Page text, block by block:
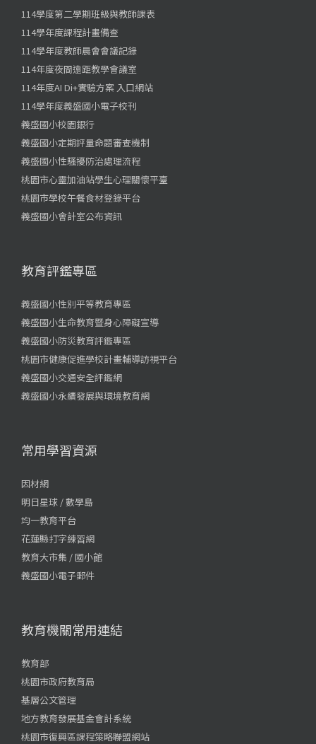
114學度第二學期班級與教師課表
114學年度課程計畫備查
114學年度教師晨會會議記錄
114年度夜間遠距教學會議室
114年度AI Di+實驗方案 入口網站
114學年度義盛國小電子校刊
義盛國小校園銀行
義盛國小定期評量命題審查機制
義盛國小性騷擾防治處理流程
桃園市心靈加油站學生心理關懷平臺
桃園市學校午餐食材登錄平台
義盛國小會計室公布資訊
教育評鑑專區
義盛國小性別平等教育專區
義盛國小生命教育暨身心障礙宣導
義盛國小防災教育評鑑專區
桃園市健康促進學校計畫輔導訪視平台
義盛國小交通安全評鑑網
義盛國小永續發展與環境教育網
常用學習資源
因材網
明日星球 / 數學島
均一教育平台
花蓮縣打字練習網
教育大市集 / 國小館
義盛國小電子郵件
教育機關常用連結
教育部
桃園市政府教育局
基層公文管理
地方教育發展基金會計系統
桃園市復興區課程策略聯盟網站